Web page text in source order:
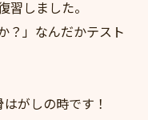
習しました。
？」なんだかテスト
がしの時です！